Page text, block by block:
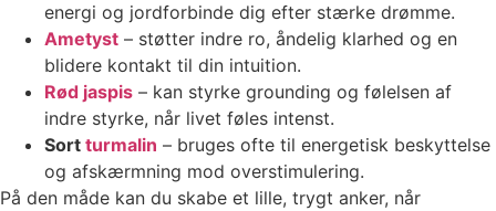
energi og jordforbinde dig efter stærke drømme.
Ametyst – støtter indre ro, åndelig klarhed og en
blidere kontakt til din intuition.
Rød jaspis – kan styrke grounding og følelsen af
indre styrke, når livet føles intenst.
Sort turmalin – bruges ofte til energetisk beskyttelse
og afskærmning mod overstimulering.
På den måde kan du skabe et lille, trygt anker, når